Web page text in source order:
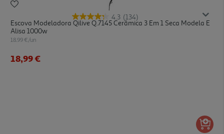
4.3 (134)
Escova Modeladora Qilive Q.7145 Cerâmica 3 Em 1 Seca Modela E
Alisa 1000w
18.99 €/un
18,99 €